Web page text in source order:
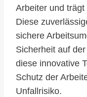
Arbeiter und
Diese
sichere
Sicherheit auf
diese innovative
Schutz der
Unfallrisiko.